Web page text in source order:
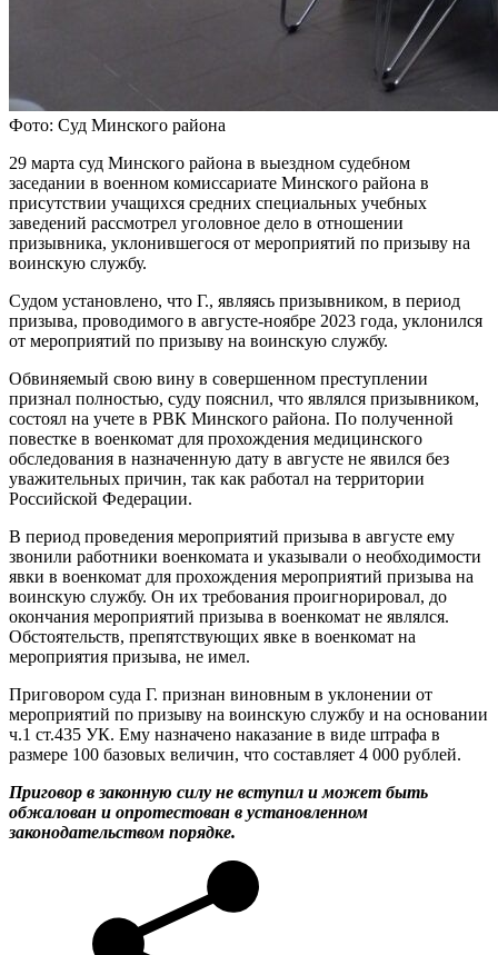
Фото: Суд Минского района
29 марта суд Минского района в выездном судебном
заседании в военном комиссариате Минского района в
присутствии учащихся средних специальных учебных
заведений рассмотрел уголовное дело в отношении
призывника, уклонившегося от мероприятий по призыву на
воинскую службу.
Судом установлено, что Г., являясь призывником, в период
призыва, проводимого в августе-ноябре 2023 года, уклонился
от мероприятий по призыву на воинскую службу.
Обвиняемый свою вину в совершенном преступлении
признал полностью, суду пояснил, что являлся призывником,
состоял на учете в РВК Минского района. По полученной
повестке в военкомат для прохождения медицинского
обследования в назначенную дату в августе не явился без
уважительных причин, так как работал на территории
Российской Федерации.
В период проведения мероприятий призыва в августе ему
звонили работники военкомата и указывали о необходимости
явки в военкомат для прохождения мероприятий призыва на
воинскую службу. Он их требования проигнорировал, до
окончания мероприятий призыва в военкомат не являлся.
Обстоятельств, препятствующих явке в военкомат на
мероприятия призыва, не имел.
Приговором суда Г. признан виновным в уклонении от
мероприятий по призыву на воинскую службу и на основании
ч.1 ст.435 УК. Ему назначено наказание в виде штрафа в
размере 100 базовых величин, что составляет 4 000 рублей.
Приговор в законную силу не вступил и может быть
обжалован и опротестован в установленном
законодательством порядке.